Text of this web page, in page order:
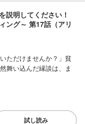
説明してください！
ング～ 第17話（アリ
ただけませんか？」貧
舞い込んだ縁談は、ま
試し読み